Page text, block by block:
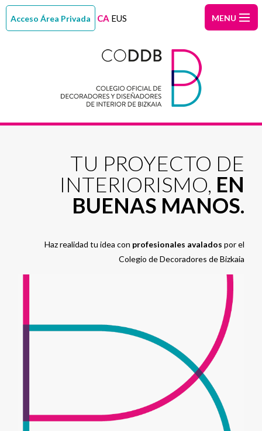
TU PROYECTO DE
INTERIORISMO, EN
BUENAS MANOS.
Haz realidad tu idea con profesionales avalados por el
Colegio de Decoradores de Bizkaia
MENU
Índice
colegiados
Área
colegiado
Contacto
Magazine